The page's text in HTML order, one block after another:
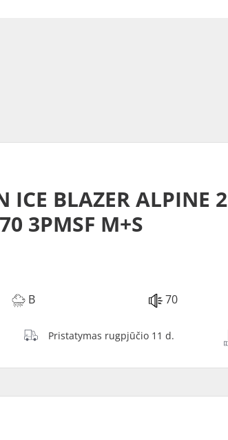
ICE BLAZER ALPINE 2
3PMSF M+S
B 70
Pristatymas rugpjūčio 11 d.